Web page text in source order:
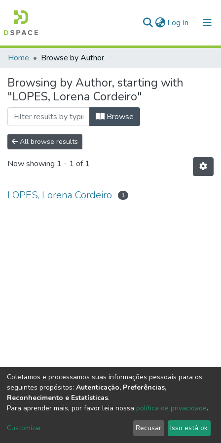
Log In (current)
Communities & Collections
All of DSpace
Home Browse by Author
Browsing by Author, starting with
"LOPES, Lorena Cordeiro"
Browse
All browse results
Now showing 1 - 1 of 1
LOPES, Lorena Cordeiro 1
DSpace software copyright © 2002-2026 LYRASIS
Cookie
End User
Agreement
Send
Feedback
Coletamos e processamos suas informações pessoais para os
seguintes propósitos: Autenticação, Preferências,
Reconhecimento e Estatísticas.
Para aprender mais, por favor leia nossa política de privacidade.
Customizar Recusar Isso está ok